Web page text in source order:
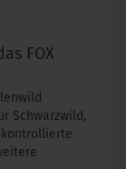
FOX
Schwarzwild,
kontrollierte